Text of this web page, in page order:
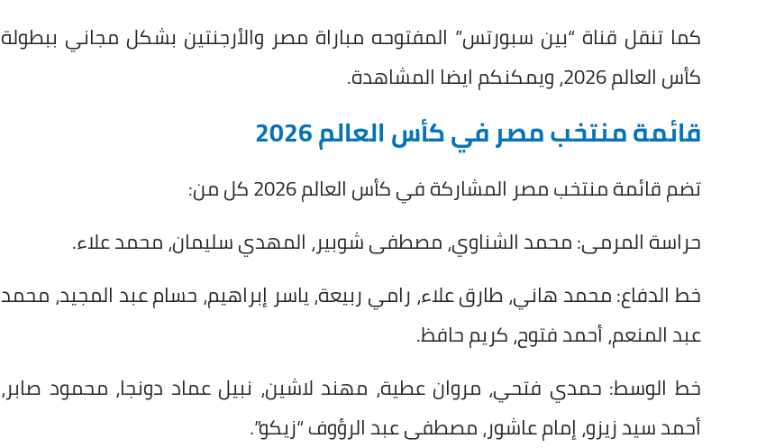
كما تنقل قناة “بين سبورتس” المفتوحه مباراة مصر والأرجنتين بشكل مجاني ببطولة
كأس العالم 2026، ويمكنكم ايضا المشاهدة.
قائمة منتخب مصر في كأس العالم 2026
تضم قائمة منتخب مصر المشاركة في كأس العالم 2026 كل من:
حراسة المرمى: محمد الشناوي، مصطفى شوبير، المهدي سليمان، محمد علاء.
خط الدفاع: محمد هاني، طارق علاء، رامي ربيعة، ياسر إبراهيم، حسام عبد المجيد، محمد
عبد المنعم، أحمد فتوح، كريم حافظ.
خط الوسط: حمدي فتحي، مروان عطية، مهند لاشين، نبيل عماد دونجا، محمود صابر،
أحمد سيد زيزو، إمام عاشور، مصطفى عبد الرؤوف “زيكو”.